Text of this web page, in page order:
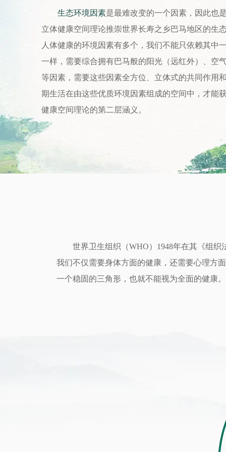
生态环境因素是最难改变的一个因素，因此也
立体健康空间理论推崇世界长寿之乡巴马地区的生
人体健康的环境因素有多个，我们不能只依赖其中
一样，需要综合拥有巴马般的阳光（远红外）、空
等因素，需要这些因素全方位、立体式的共同作用
期生活在由这些优质环境因素组成的空间中，才能
健康空间理论的第二层涵义。
世界卫生组织（WHO）1948年在其《组织
我们不仅需要身体方面的健康，还需要心理方
一个稳固的三角形，也就不能视为全面的健康。